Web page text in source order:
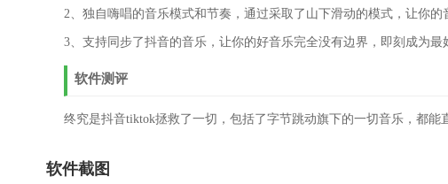
2、独自嗨唱的音乐模式和节奏，通过采取了山下滑动的模式，让你的
3、支持同步了抖音的音乐，让你的好音乐完全没有边界，即刻成为最
软件测评
终究是抖音tiktok拯救了一切，包括了字节跳动旗下的一切音乐，都能
软件截图